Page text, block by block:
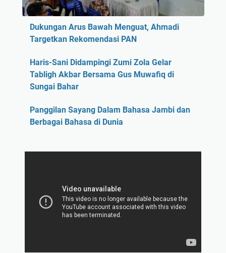
Dukungan Arus Bawah Menguat, Ahmadi
Targetkan Rekomendasi PAN
Haris-Sani Didampingi Zumi Zola Gelar
Tabligh Akbar Bersama Gus Muwafiq di
Sungai Bahar
Panggilan Sayang Dalam Bahasa Jambi dan
Berbagai Bahasa di Dunia